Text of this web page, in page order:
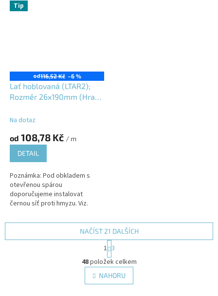
Tip
od116,52 Kč –6 %
Lať hoblovaná (LTAR2);
Rozměr 26x190mm (Hrana
(JMD); Vlhkost 16±3%;
Na dotaz
od 108,78 Kč / m
DETAIL
Poznámka: Pod obkladem s
otevřenou spárou
doporučujeme instalovat
černou síť proti hmyzu. Viz.
O
v
l
á
NAČÍST 21 DALŠÍCH
S
t
r
á
n
k
1 3
48položek celkem
NAHORU